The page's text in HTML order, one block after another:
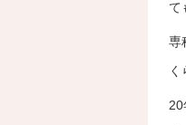
て
専
く